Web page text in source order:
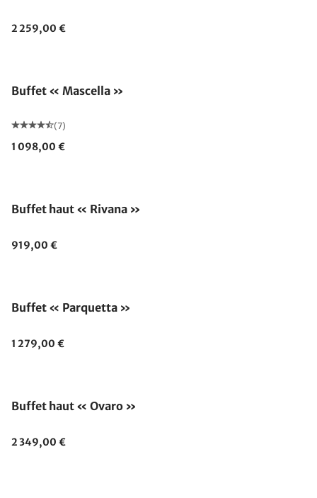
2 259,00 €
Buffet « Mascella »
(7)
1 098,00 €
Buffet haut « Rivana »
919,00 €
Buffet « Parquetta »
1 279,00 €
Buffet haut « Ovaro »
2 349,00 €